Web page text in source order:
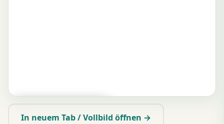
▶ Zum Spielen tippen
In neuem Tab / Vollbild öffnen →